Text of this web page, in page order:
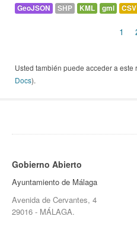
GeoJSON SHP KML gml CSV
1
Usted también puede acceder a
Docs).
Gobierno Abierto
Ayuntamiento de Málaga
Avenida de Cervantes, 4
29016 - MÁLAGA.